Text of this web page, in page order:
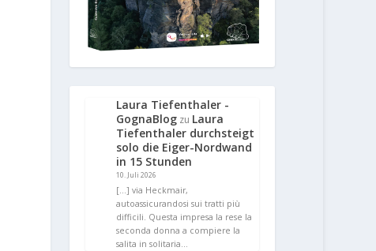
Laura Tiefenthaler -
GognaBlog zu Laura
Tiefenthaler durchsteigt
solo die Eiger-Nordwand
in 15 Stunden
10. Juli 2026
[…] via Heckmair,
autoassicurandosi sui tratti più
difficili. Questa impresa la rese la
seconda donna a compiere la
salita in solitaria…